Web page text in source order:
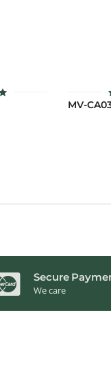
MV-
Secure
We care